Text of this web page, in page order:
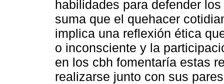
habilidades para defender
suma que el quehacer
implica una reflexión ética
o inconsciente y la
en los cbh fomentaría estas
realizarse junto con sus